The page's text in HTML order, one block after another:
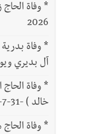
*
2026
*
آل بديري
* وفاة
خالد ) -31-7-2026
*